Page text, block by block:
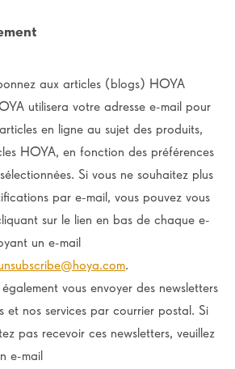
aux articles (blogs) HOYA
utilisera votre adresse e-mail pour
en ligne au sujet des produits,
HOYA, en fonction des préférences
Si vous ne souhaitez plus
par e-mail, vous pouvez vous
sur le lien en bas de chaque e-
un e-mail
.
vous envoyer des newsletters
et nos services par courrier postal. Si
pas recevoir ces newsletters, veuillez
e-mail